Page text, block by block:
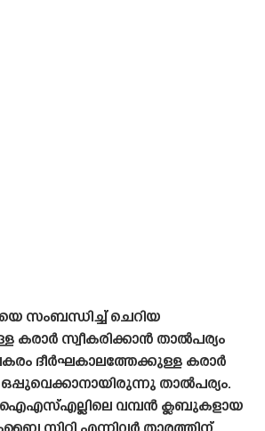
സംബന്ധിച്ച് ചെറിയ
കരാർ സ്വീകരിക്കാൻ താൽപര്യം
ദീർഘകാലത്തേക്കുള്ള കരാർ
ഒപ്പുവെക്കാനായിരുന്നു താൽപര്യം.
ഐഎസ്എല്ലിലെ വമ്പൻ ക്ലബുകളായ